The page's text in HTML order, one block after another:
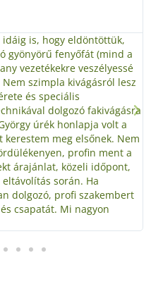
is, hogy eldöntöttük,
gyönyörű fenyőfát (mind a
vezetékekre veszélyessé
szimpla kivágásról lesz
és speciális
dolgozó fakivágásra
úrék honlapja volt a
meg elsőnek. Nem
profin ment a
árajánlat, közeli időpont,
során. Ha
dolgozó, profi szakembert
csapatát. Mi nagyon